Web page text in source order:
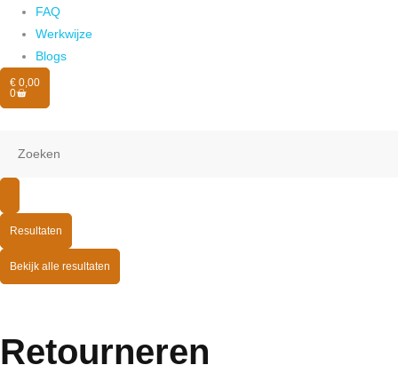
FAQ
Werkwijze
Blogs
€ 0,00
0
Resultaten
Bekijk alle resultaten
Retourneren